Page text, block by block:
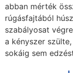
abban mérték
rúgásfajtából
szabályosat
a kényszer
sokáig sem